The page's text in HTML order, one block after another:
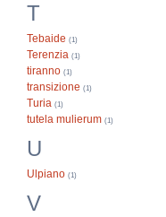
T
Tebaide (1)
Terenzia (1)
tiranno (1)
transizione (1)
Turia (1)
tutela mulierum (1)
U
Ulpiano (1)
V